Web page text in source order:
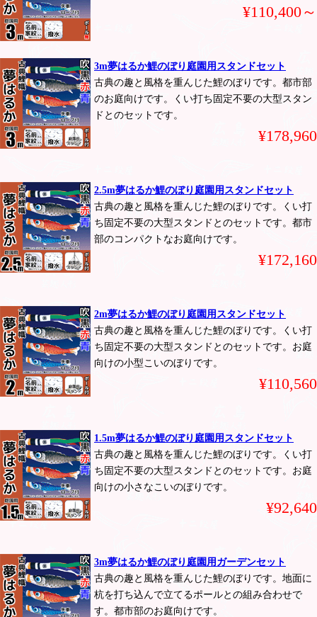
¥110,400～
3m夢はるか鯉のぼり庭園用スタンドセット
古典の趣と風格を重んじた鯉のぼりです。都市部
のお庭向けです。くい打ち固定不要の大型スタン
ドとのセットです。
¥178,960
2.5m夢はるか鯉のぼり庭園用スタンドセット
古典の趣と風格を重んじた鯉のぼりです。くい打
ち固定不要の大型スタンドとのセットです。都市
部のコンパクトなお庭向けです。
¥172,160
2m夢はるか鯉のぼり庭園用スタンドセット
古典の趣と風格を重んじた鯉のぼりです。くい打
ち固定不要の大型スタンドとのセットです。お庭
向けの小型こいのぼりです。
¥110,560
1.5m夢はるか鯉のぼり庭園用スタンドセット
古典の趣と風格を重んじた鯉のぼりです。くい打
ち固定不要の大型スタンドとのセットです。お庭
向けの小さなこいのぼりです。
¥92,640
3m夢はるか鯉のぼり庭園用ガーデンセット
古典の趣と風格を重んじた鯉のぼりです。地面に
杭を打ち込んで立てるポールとの組み合わせで
す。都市部のお庭向けです。